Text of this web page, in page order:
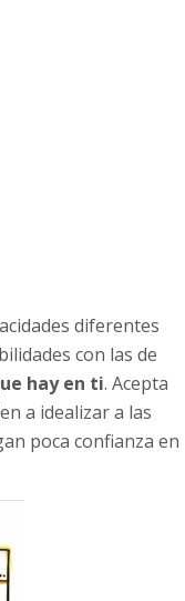
diferentes
con las de
hay en ti. Acepta
a idealizar a las
poca confianza en